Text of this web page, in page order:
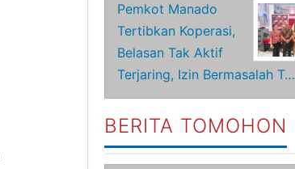
Pemkot Manado
Tertibkan Koperasi,
Belasan Tak Aktif
Terjaring, Izin Bermasalah T…
BERITA TOMOHON